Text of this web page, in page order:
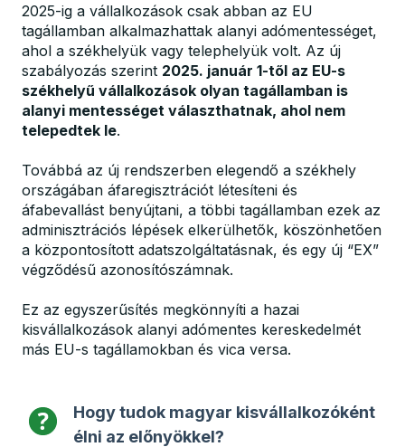
2025-ig a vállalkozások csak abban az EU
tagállamban alkalmazhattak alanyi adómentességet,
ahol a székhelyük vagy telephelyük volt. Az új
szabályozás szerint 2025. január 1-től az EU-s
székhelyű vállalkozások olyan tagállamban is
alanyi mentességet választhatnak, ahol nem
telepedtek le.
Továbbá az új rendszerben elegendő a székhely
országában áfaregisztrációt létesíteni és
áfabevallást benyújtani, a többi tagállamban ezek az
adminisztrációs lépések elkerülhetők, köszönhetően
a központosított adatszolgáltatásnak, és egy új “EX”
végződésű azonosítószámnak.
Ez az egyszerűsítés megkönnyíti a hazai
kisvállalkozások alanyi adómentes kereskedelmét
más EU-s tagállamokban és vica versa.
Hogy tudok magyar kisvállalkozóként
élni az előnyökkel?